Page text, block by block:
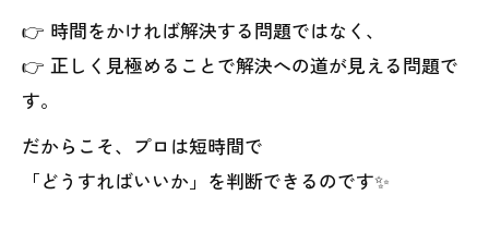
👉 時間をかければ解決する問題ではなく、
👉 正しく見極めることで解決への道が見える問題で
す。
だからこそ、プロは短時間で
「どうすればいいか」を判断できるのです✨